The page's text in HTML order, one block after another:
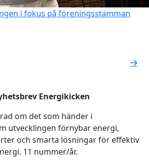
i fokus på föreningsstämman
Energikicken
om det som händer i
utvecklingen förnybar energi,
och smarta lösningar för effektiv
11 nummer/år.